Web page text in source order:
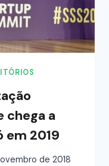
chega a
em 2019
de 2018